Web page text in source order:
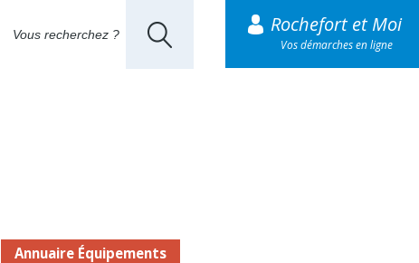
Rochefort et Moi
Vos démarches en ligne
Annuaire Équipements